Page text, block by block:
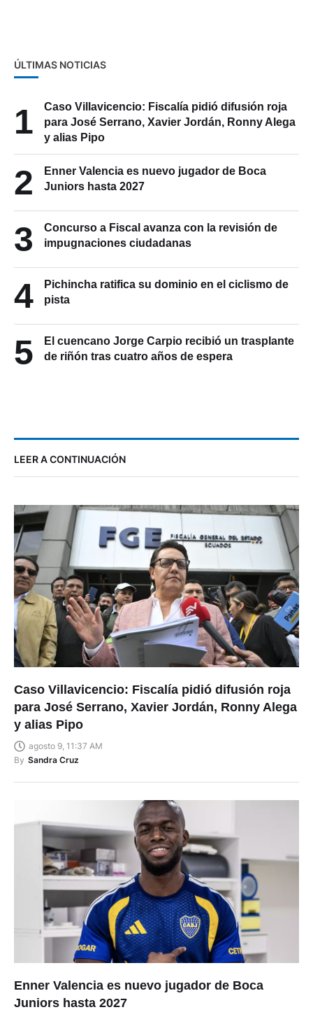
ÚLTIMAS NOTICIAS
1
Caso Villavicencio: Fiscalía pidió difusión roja
para José Serrano, Xavier Jordán, Ronny Alega
y alias Pipo
2
Enner Valencia es nuevo jugador de Boca
Juniors hasta 2027
3
Concurso a Fiscal avanza con la revisión de
impugnaciones ciudadanas
4
Pichincha ratifica su dominio en el ciclismo de
pista
5
El cuencano Jorge Carpio recibió un trasplante
de riñón tras cuatro años de espera
LEER A CONTINUACIÓN
Caso Villavicencio: Fiscalía pidió difusión roja
para José Serrano, Xavier Jordán, Ronny Alega
y alias Pipo
agosto 9, 11:37 AM
By Sandra Cruz
Enner Valencia es nuevo jugador de Boca
Juniors hasta 2027